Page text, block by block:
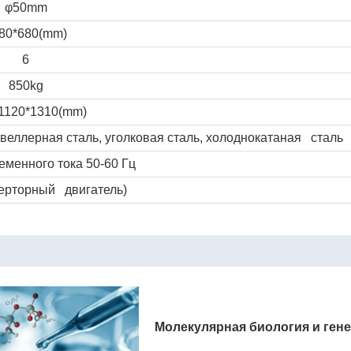
φ50mm
6
850kg
сталь, уголковая сталь, холоднокатаная сталь
тока 50-60 Гц
двигатель)